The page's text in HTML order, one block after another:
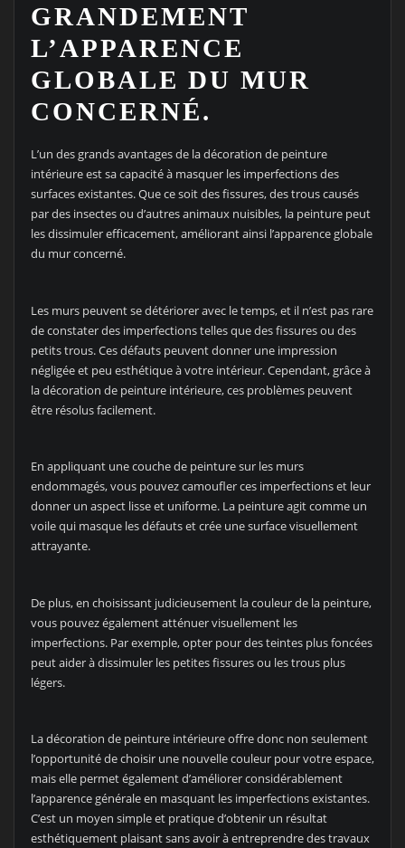
GRANDEMENT
L’APPARENCE
GLOBALE DU MUR
CONCERNÉ.
L’un des grands avantages de la décoration de peinture
intérieure est sa capacité à masquer les imperfections des
surfaces existantes. Que ce soit des fissures, des trous causés
par des insectes ou d’autres animaux nuisibles, la peinture peut
les dissimuler efficacement, améliorant ainsi l’apparence globale
du mur concerné.
Les murs peuvent se détériorer avec le temps, et il n’est pas rare
de constater des imperfections telles que des fissures ou des
petits trous. Ces défauts peuvent donner une impression
négligée et peu esthétique à votre intérieur. Cependant, grâce à
la décoration de peinture intérieure, ces problèmes peuvent
être résolus facilement.
En appliquant une couche de peinture sur les murs
endommagés, vous pouvez camoufler ces imperfections et leur
donner un aspect lisse et uniforme. La peinture agit comme un
voile qui masque les défauts et crée une surface visuellement
attrayante.
De plus, en choisissant judicieusement la couleur de la peinture,
vous pouvez également atténuer visuellement les
imperfections. Par exemple, opter pour des teintes plus foncées
peut aider à dissimuler les petites fissures ou les trous plus
légers.
La décoration de peinture intérieure offre donc non seulement
l’opportunité de choisir une nouvelle couleur pour votre espace,
mais elle permet également d’améliorer considérablement
l’apparence générale en masquant les imperfections existantes.
C’est un moyen simple et pratique d’obtenir un résultat
esthétiquement plaisant sans avoir à entreprendre des travaux